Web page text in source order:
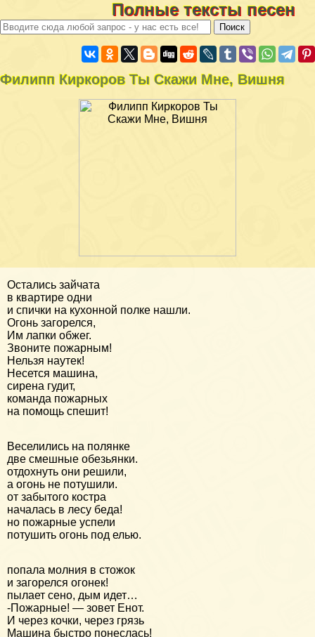
Полные тексты песен
Филипп Киркоров Ты Скажи Мне, Вишня
Остались зайчата
в квартире одни
и спички на кухонной полке нашли.
Огонь загорелся,
Им лапки обжег.
Звоните пожарным!
Нельзя наутек!
Несется машина,
сирена гудит,
команда пожарных
на помощь спешит!
Веселились на полянке
две смешные обезьянки.
отдохнуть они решили,
а огонь не потушили.
от забытого костра
началась в лесу беда!
но пожарные успели
потушить огонь под елью.
попала молния в стожок
и загорелся огонек!
пылает сено, дым идет…
-Пожарные! — зовет Енот.
И через кочки, через грязь
Машина быстро понеслась!